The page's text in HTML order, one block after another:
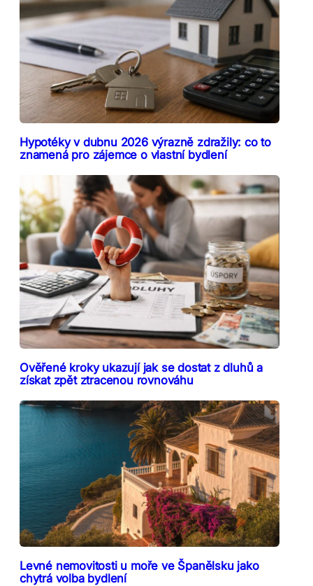
Hypotéky v dubnu 2026 výrazně zdražily: co to
znamená pro zájemce o vlastní bydlení
Ověřené kroky ukazují jak se dostat z dluhů a
získat zpět ztracenou rovnováhu
Levné nemovitosti u moře ve Španělsku jako
chytrá volba bydlení